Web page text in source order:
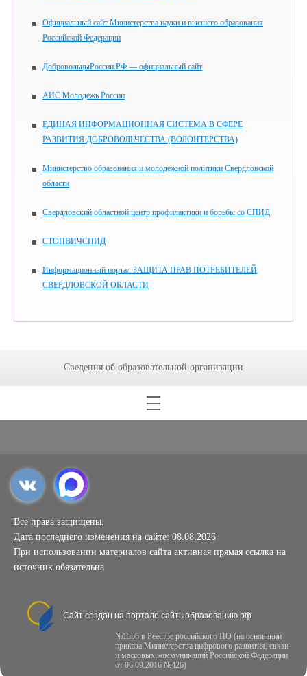
Официальный сайт Министерства науки и высшего образования
Российской Федерации
ДобровольцыРоссии.РФ — официальный сайт
АИС Молодежь России
ЕДИНАЯ ИНФОРМАЦИОННАЯ СИСТЕМА В СФЕРЕ
РАЗВИТИЯ ДОБРОВОЛЬЧЕСТВА (ВОЛОНТЕРСТВА)
Министерство образования и молодежной политики Свердловской
области
Свердловский областной центр профилактики и борьбы со СПИД
СТОПВИЧСПИД
Информационный портал ЗАЩИТА ПРАВ ПОТРЕБИТЕЛЕЙ
СВЕРДЛОВСКОЙ ОБЛАСТИ
Сведения об образовательной организации
Все права защищены.
Дата последнего изменения на сайте: 08.08.2026
При использовании материалов сайта активная прямая ссылка на
источник обязательна
Сайт создан на портале сайтыобразованию.рф
№1556 в Реестре российского ПО (на основании
приказа Министерства цифрового развития, связи
и массовых коммуникаций Российской Федерации
от 06.09.2016 №426)